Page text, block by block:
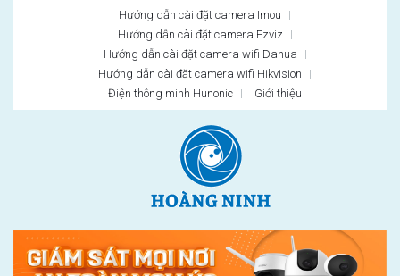
Hướng dẫn cài đặt camera Imou
Hướng dẫn cài đặt camera Ezviz
Hướng dẫn cài đặt camera wifi Dahua
Hướng dẫn cài đặt camera wifi Hikvision
Điện thông minh Hunonic
Giới thiệu